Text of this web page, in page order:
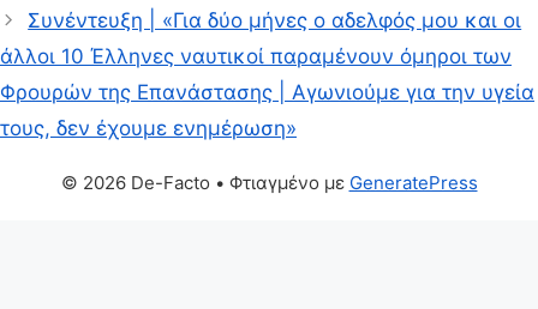
Συνέντευξη | «Για δύο μήνες ο αδελφός μου και οι
άλλοι 10 Έλληνες ναυτικοί παραμένουν όμηροι των
Φρουρών της Επανάστασης | Αγωνιούμε για την υγεία
τους, δεν έχουμε ενημέρωση»
© 2026 De-Facto • Φτιαγμένο με GeneratePress